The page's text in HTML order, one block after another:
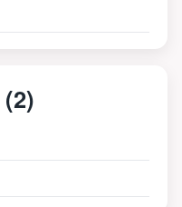
(2)